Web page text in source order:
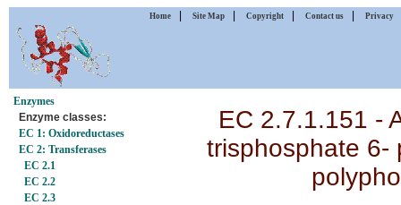
Home Site Map Copyright Contact us Privacy
Enzymes
Enzyme classes:
EC 1: Oxidoreductases
EC 2: Transferases
EC 2.1
EC 2.2
EC 2.3
EC 2.7.1.151 -
trisphosphate 6-